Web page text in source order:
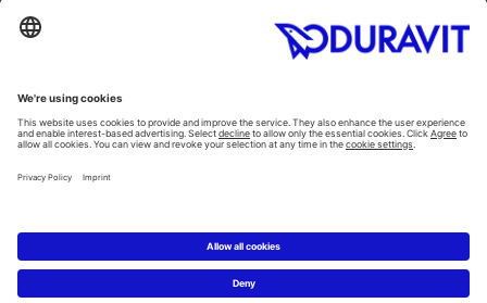
Sprachauswahl:
Français
Italiano
Hinweisgebersystem
Lieferkettensorgfaltspflicht|Datenschutzerklärung|
Cookie Einstellungen